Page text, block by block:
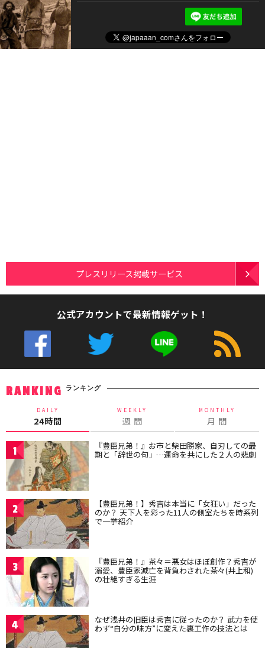
プレスリリース掲載サービス
公式アカウントで最新情報ゲット！
RANKING ランキング
DAILY
24時間
WEEKLY
週 間
MONTHLY
月 間
1 『豊臣兄弟！』お市と柴田勝家、自刃しての最
期と「辞世の句」…運命を共にした２人の悲劇
2 【豊臣兄弟！】秀吉は本当に「女狂い」だった
のか？ 天下人を彩った11人の側室たちを時系列
で一挙紹介
3 『豊臣兄弟！』茶々＝悪女はほぼ創作？秀吉が
溺愛、豊臣家滅亡を背負わされた茶々(井上和)
の壮絶すぎる生涯
4 なぜ浅井の旧臣は秀吉に従ったのか？ 武力を使
わず“自分の味方”に変えた裏工作の技法とは